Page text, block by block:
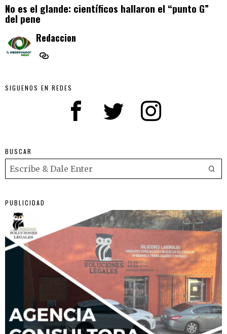
No es el glande: científicos hallaron el “punto G”
del pene
Redaccion
SIGUENOS EN REDES
BUSCAR
PUBLICIDAD